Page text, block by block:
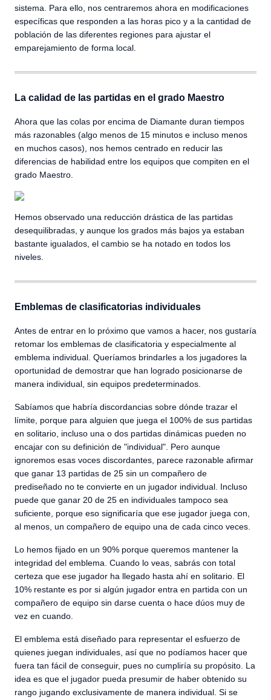
sistema. Para ello, nos centraremos ahora en modificaciones
específicas que responden a las horas pico y a la cantidad de
población de las diferentes regiones para ajustar el
emparejamiento de forma local.
La calidad de las partidas en el grado Maestro
Ahora que las colas por encima de Diamante duran tiempos
más razonables (algo menos de 15 minutos e incluso menos
en muchos casos), nos hemos centrado en reducir las
diferencias de habilidad entre los equipos que compiten en el
grado Maestro.
Hemos observado una reducción drástica de las partidas
desequilibradas, y aunque los grados más bajos ya estaban
bastante igualados, el cambio se ha notado en todos los
niveles.
Emblemas de clasificatorias individuales
Antes de entrar en lo próximo que vamos a hacer, nos gustaría
retomar los emblemas de clasificatoria y especialmente al
emblema individual. Queríamos brindarles a los jugadores la
oportunidad de demostrar que han logrado posicionarse de
manera individual, sin equipos predeterminados.
Sabíamos que habría discordancias sobre dónde trazar el
límite, porque para alguien que juega el 100% de sus partidas
en solitario, incluso una o dos partidas dinámicas pueden no
encajar con su definición de "individual". Pero aunque
ignoremos esas voces discordantes, parece razonable afirmar
que ganar 13 partidas de 25 sin un compañero de
prediseñado no te convierte en un jugador individual. Incluso
puede que ganar 20 de 25 en individuales tampoco sea
suficiente, porque eso significaría que ese jugador juega con,
al menos, un compañero de equipo una de cada cinco veces.
Lo hemos fijado en un 90% porque queremos mantener la
integridad del emblema. Cuando lo veas, sabrás con total
certeza que ese jugador ha llegado hasta ahí en solitario. El
10% restante es por si algún jugador entra en partida con un
compañero de equipo sin darse cuenta o hace dúos muy de
vez en cuando.
El emblema está diseñado para representar el esfuerzo de
quienes juegan individuales, así que no podíamos hacer que
fuera tan fácil de conseguir, pues no cumpliría su propósito. La
idea es que el jugador pueda presumir de haber obtenido su
rango jugando exclusivamente de manera individual. Si se